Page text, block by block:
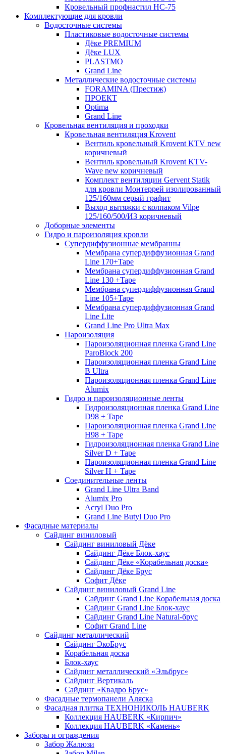
Кровельный профнастил НС-75
Комплектующие для кровли
Водосточные системы
Пластиковые водосточные системы
Дёке PREMIUM
Дёке LUX
PLASTMO
Grand Line
Металлические водосточные системы
FORAMINA (Престиж)
ПРОЕКТ
Optima
Grand Line
Кровельная вентиляция и проходки
Кровельная вентиляция Krovent
Вентиль кровельный Krovent KTV new
коричневый
Вентиль кровельный Krovent KTV-
Wave new коричневый
Комплект вентиляции Gervent Statik
для кровли Монтеррей изолированный
125/160мм серый графит
Выход вытяжки с колпаком Vilpe
125/160/500/ИЗ коричневый
Доборные элементы
Гидро и пароизоляция кровли
Супердиффузионные мембранны
Мембрана супердиффузионная Grand
Line 170+Tape
Мембрана супердиффузионная Grand
Line 130 +Tape
Мембрана супердиффузионная Grand
Line 105+Tape
Мембрана супердиффузионная Grand
Line Lite
Grand Line Pro Ultra Max
Пароизоляция
Пароизоляционная пленка Grand Line
ParoBlock 200
Пароизоляционная пленка Grand Line
B Ultra
Пароизоляционная пленка Grand Line
Alumix
Гидро и пароизоляционные ленты
Гидроизоляционная пленка Grand Line
D98 + Tape
Пароизоляционная пленка Grand Line
H98 + Tape
Гидроизоляционная пленка Grand Line
Silver D + Tape
Пароизоляционная пленка Grand Line
Silver H + Tape
Соединительные ленты
Grand Line Ultra Band
Alumix Pro
Acryl Duo Pro
Grand Line Butyl Duo Pro
Фасадные материалы
Сайдинг виниловый
Сайдинг виниловый Дёке
Сайдинг Дёке Блок-хаус
Сайдинг Дёке «Корабельная доска»
Сайдинг Дёке Брус
Софит Дёке
Сайдинг виниловый Grand Line
Сайдинг Grand Line Корабельная доска
Сайдинг Grand Line Блок-хаус
Сайдинг Grand Line Natural-брус
Софит Grand Line
Сайдинг металлический
Сайдинг ЭкоБрус
Корабельная доска
Блок-хаус
Сайдинг металлический «Эльбрус»
Сайдинг Вертикаль
Сайдинг «Квадро Брус»
Фасадные термопанели Аляска
Фасадная плитка ТЕХНОНИКОЛЬ HAUBERK
Коллекция HAUBERK «Кирпич»
Коллекция HAUBERK «Камень»
Заборы и ограждения
Забор Жалюзи